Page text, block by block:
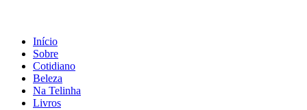
Início
Sobre
Cotidiano
Beleza
Na Telinha
Livros